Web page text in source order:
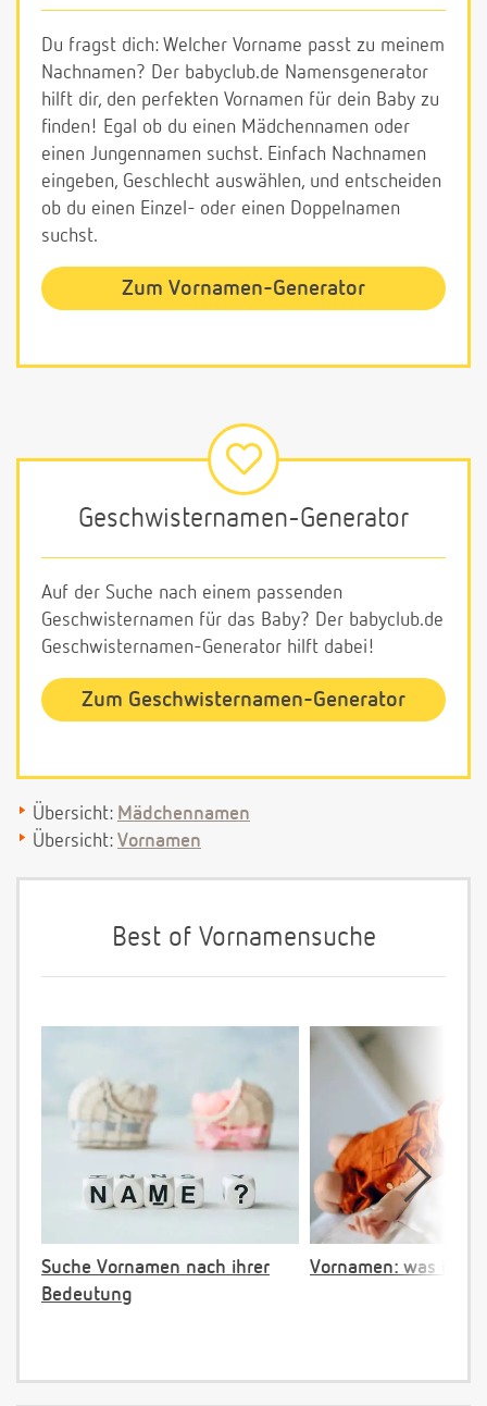
Du fragst dich: Welcher Vorname passt zu meinem
Nachnamen? Der babyclub.de Namensgenerator
hilft dir, den perfekten Vornamen für dein Baby zu
finden! Egal ob du einen Mädchennamen oder
einen Jungennamen suchst. Einfach Nachnamen
eingeben, Geschlecht auswählen, und entscheiden
ob du einen Einzel- oder einen Doppelnamen
suchst.
Zum Vornamen-Generator
Geschwisternamen-Generator
Auf der Suche nach einem passenden
Geschwisternamen für das Baby? Der babyclub.de
Geschwisternamen-Generator hilft dabei!
Zum Geschwisternamen-Generator
Übersicht: Mädchennamen
Übersicht: Vornamen
Best of Vornamensuche
Suche Vornamen nach ihrer
Bedeutung
Vornamen: was ist